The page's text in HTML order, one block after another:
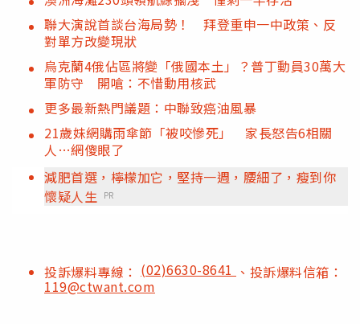
聯大演說首談台海局勢！ 拜登重申一中政策、反
對單方改變現狀
烏克蘭4俄佔區將變「俄國本土」？普丁動員30萬大
軍防守 開嗆：不惜動用核武
更多最新熱門議題：中聯致癌油風暴
21歲妹網購雨傘節「被咬慘死」 家長怒告6相關
人…網傻眼了
減肥首選，檸檬加它，堅持一週，腰細了，瘦到你
懷疑人生 PR
投訴爆料專線： (02)6630-8641 、投訴爆料信箱：
119@ctwant.com